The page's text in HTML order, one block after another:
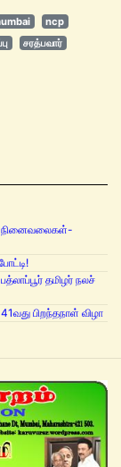
ncp
சரத்பவார்
நினைவலைகள்-
தமிழர் நலச்
பிறந்தநாள் விழா